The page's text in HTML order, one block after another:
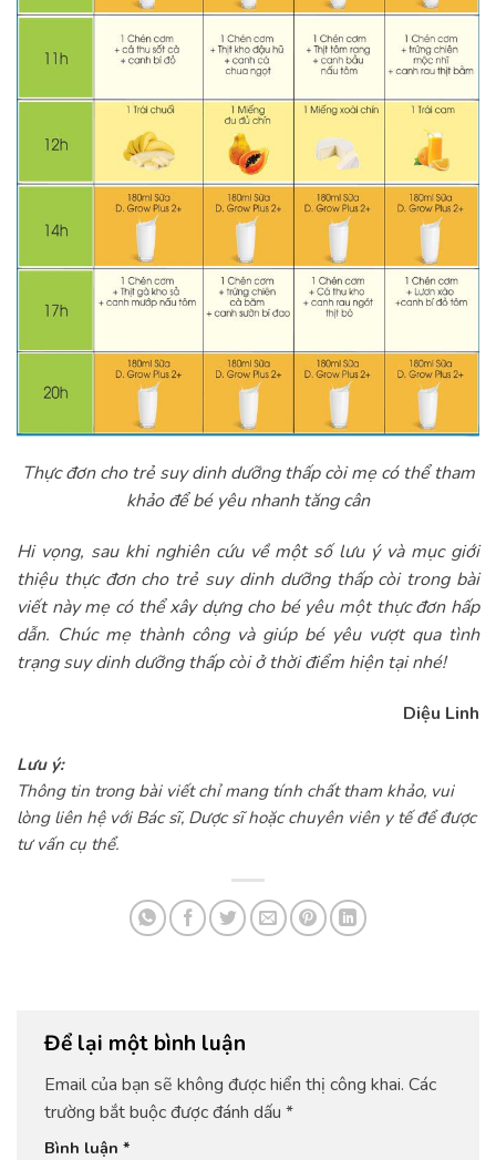
Thực đơn cho trẻ suy dinh dưỡng thấp còi mẹ có thể tham
khảo để bé yêu nhanh tăng cân
Hi vọng, sau khi nghiên cứu về một số lưu ý và mục giới
thiệu thực đơn cho trẻ suy dinh dưỡng thấp còi trong bài
viết này mẹ có thể xây dựng cho bé yêu một thực đơn hấp
dẫn. Chúc mẹ thành công và giúp bé yêu vượt qua tình
trạng suy dinh dưỡng thấp còi ở thời điểm hiện tại nhé!
Diệu Linh
Lưu ý:
Thông tin trong bài viết chỉ mang tính chất tham khảo, vui
lòng liên hệ với Bác sĩ, Dược sĩ hoặc chuyên viên y tế để được
tư vấn cụ thể.
Để lại một bình luận
Email của bạn sẽ không được hiển thị công khai. Các
trường bắt buộc được đánh dấu *
Bình luận *